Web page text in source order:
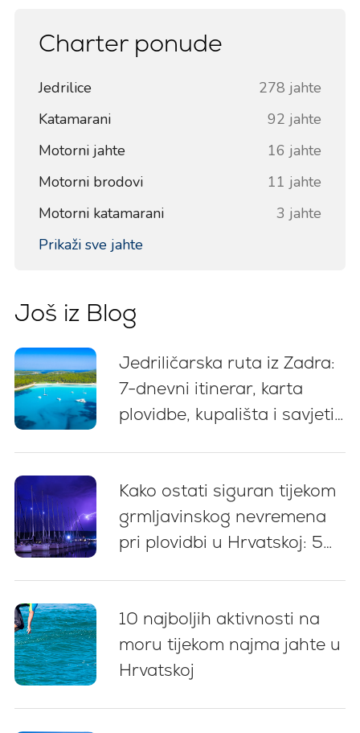
Charter ponude
Jedrilice
278 jahte
Katamarani
92 jahte
Motorni jahte
16 jahte
Motorni brodovi
11 jahte
Motorni katamarani
3 jahte
Prikaži sve jahte
Još iz Blog
Jedriličarska ruta iz Zadra:
7-dnevni itinerar, karta
plovidbe, kupališta i savjeti
Kako ostati siguran tijekom
grmljavinskog nevremena
pri plovidbi u Hrvatskoj: 5
10 najboljih aktivnosti na
moru tijekom najma jahte u
Hrvatskoj